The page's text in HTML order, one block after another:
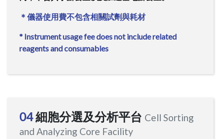
＊儀器使用費不包含相關試劑與耗材
* Instrument usage fee does not include related
reagents and consumables
04細胞分選及分析平台 Cell Sorting
and Analyzing Core Facility